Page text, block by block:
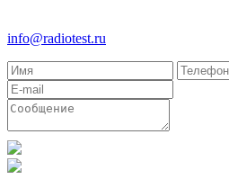
info@radiotest.ru